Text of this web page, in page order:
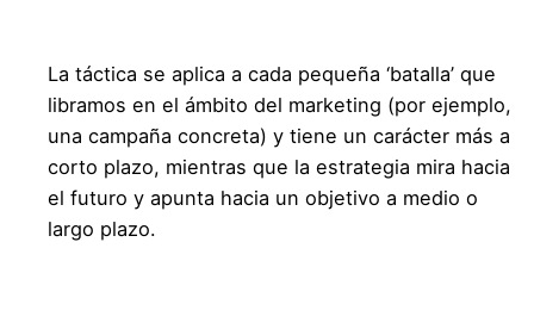
La táctica se aplica a cada pequeña ‘batalla’ que
libramos en el ámbito del marketing (por ejemplo,
una campaña concreta) y tiene un carácter más a
corto plazo, mientras que la estrategia mira hacia
el futuro y apunta hacia un objetivo a medio o
largo plazo.